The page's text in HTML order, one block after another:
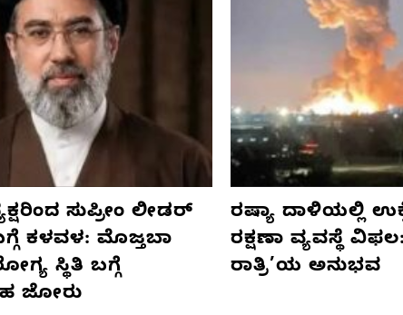
ಸುಪ್ರೀಂ ಲೀಡರ್
ಕಳವಳ: ಮೊಜ್ತಬಾ
ಸ್ಥಿತಿ ಬಗ್ಗೆ
ಜೋರು
ರಷ್ಯಾ ದಾಳಿಯಲ್ಲಿ
ರಕ್ಷಣಾ ವ್ಯವಸ್ಥೆ
ರಾತ್ರಿ’ಯ ಅನುಭವ